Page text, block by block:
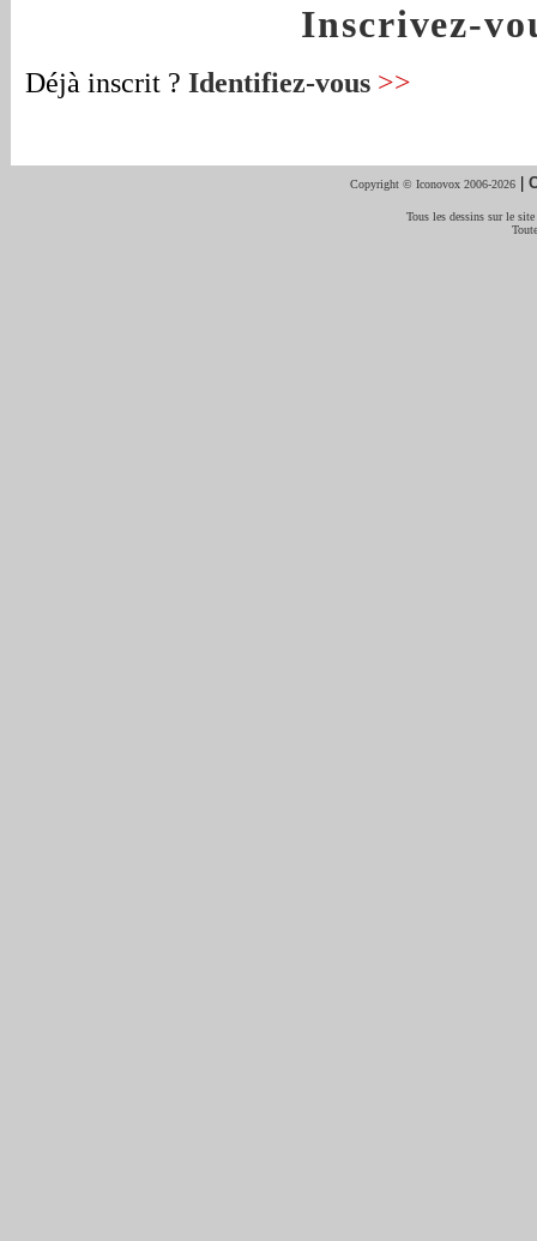
Inscrivez-
Déjà inscrit ? Identifiez-vous >>
Copyright © Iconovox 2006-2026 |
Tous les dessins sur le